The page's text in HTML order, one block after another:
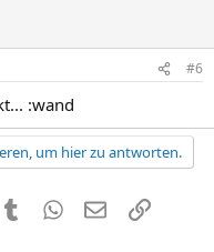
#6
:wand
um hier zu antworten.
Tumblr WhatsApp
E-MailLink